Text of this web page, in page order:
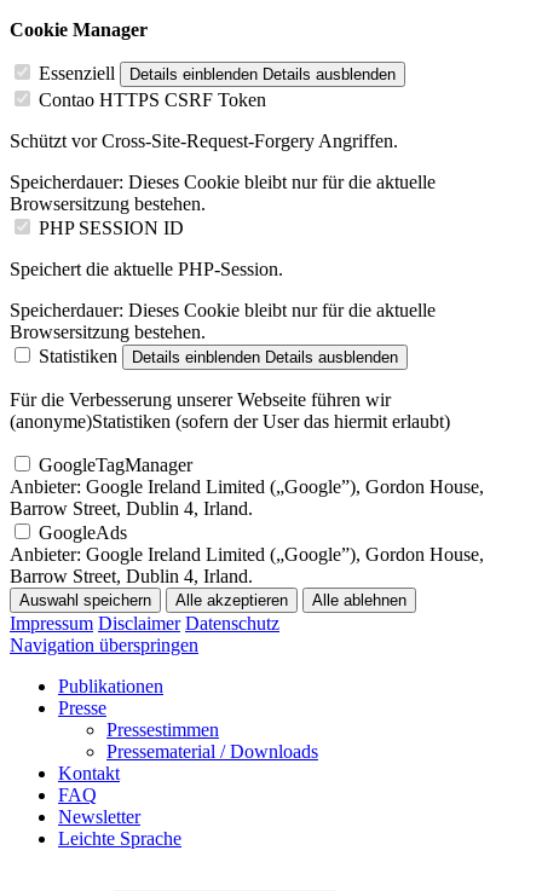
Cookie Manager
Essenziell Details einblenden Details ausblenden
Contao HTTPS CSRF Token
Schützt vor Cross-Site-Request-Forgery Angriffen.
Speicherdauer: Dieses Cookie bleibt nur für die aktuelle
Browsersitzung bestehen.
PHP SESSION ID
Speichert die aktuelle PHP-Session.
Speicherdauer: Dieses Cookie bleibt nur für die aktuelle
Browsersitzung bestehen.
Statistiken
Details einblenden Details ausblenden
Für die Verbesserung unserer Webseite führen wir
(anonyme)Statistiken (sofern der User das hiermit erlaubt)
GoogleTagManager
Anbieter: Google Ireland Limited („Google”), Gordon House,
Barrow Street, Dublin 4, Irland.
GoogleAds
Anbieter: Google Ireland Limited („Google”), Gordon House,
Barrow Street, Dublin 4, Irland.
Auswahl speichern Alle akzeptieren Alle ablehnen
Impressum Disclaimer Datenschutz
Navigation überspringen
Publikationen
Presse
Pressestimmen
Pressematerial / Downloads
Kontakt
FAQ
Newsletter
Leichte Sprache